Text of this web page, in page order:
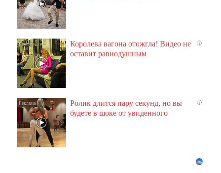
i
Королева вагона отожгла! Видео не
оставит равнодушным
i
Ролик длится пару секунд, но вы
будете в шоке от увиденного